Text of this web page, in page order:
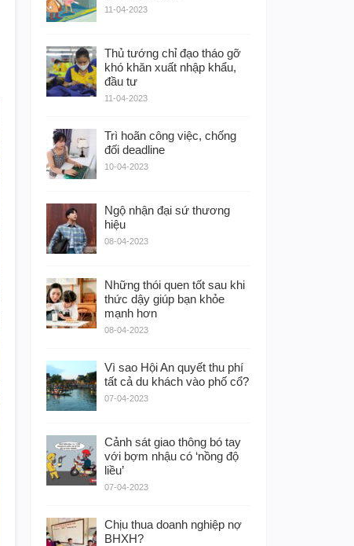
11-04-2023
Thủ tướng chỉ đạo tháo gỡ
khó khăn xuất nhập khẩu,
đầu tư
11-04-2023
Trì hoãn công việc, chống
đối deadline
10-04-2023
Ngộ nhận đại sứ thương
hiệu
08-04-2023
Những thói quen tốt sau khi
thức dậy giúp bạn khỏe
mạnh hơn
08-04-2023
Vì sao Hội An quyết thu phí
tất cả du khách vào phố cổ?
07-04-2023
Cảnh sát giao thông bó tay
với bợm nhậu có ‘nồng độ
liều’
07-04-2023
Chịu thua doanh nghiệp nợ
BHXH?